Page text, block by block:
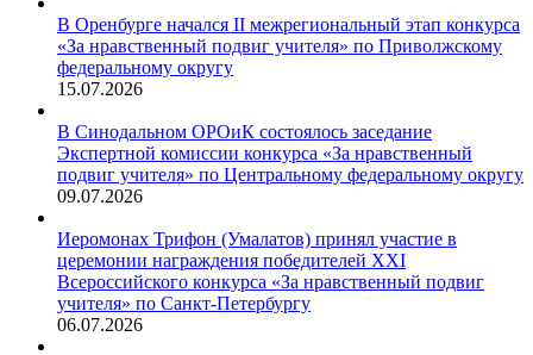
В Оренбурге начался II межрегиональный этап конкурса
«За нравственный подвиг учителя» по Приволжскому
федеральному округу
15.07.2026
В Синодальном ОРОиК состоялось заседание
Экспертной комиссии конкурса «За нравственный
подвиг учителя» по Центральному федеральному округу
09.07.2026
Иеромонах Трифон (Умалатов) принял участие в
церемонии награждения победителей XXI
Всероссийского конкурса «За нравственный подвиг
учителя» по Санкт-Петербургу
06.07.2026